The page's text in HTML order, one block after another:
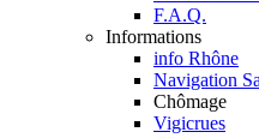
F.A.Q.
Informations
info Rhône
Navigation
Chômage
Vigicrues